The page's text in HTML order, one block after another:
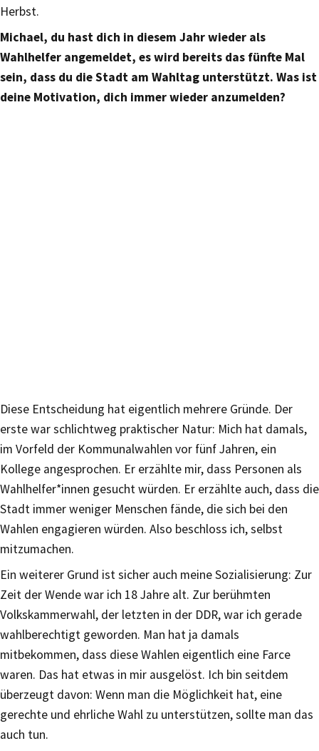
Herbst.
Michael, du hast dich in diesem Jahr wieder als
Wahlhelfer angemeldet, es wird bereits das fünfte Mal
sein, dass du die Stadt am Wahltag unterstützt. Was ist
deine Motivation, dich immer wieder anzumelden?
Diese Entscheidung hat eigentlich mehrere Gründe. Der
erste war schlichtweg praktischer Natur: Mich hat damals,
im Vorfeld der Kommunalwahlen vor fünf Jahren, ein
Kollege angesprochen. Er erzählte mir, dass Personen als
Wahlhelfer*innen gesucht würden. Er erzählte auch, dass die
Stadt immer weniger Menschen fände, die sich bei den
Wahlen engagieren würden. Also beschloss ich, selbst
mitzumachen.
Ein weiterer Grund ist sicher auch meine Sozialisierung: Zur
Zeit der Wende war ich 18 Jahre alt. Zur berühmten
Volkskammerwahl, der letzten in der DDR, war ich gerade
wahlberechtigt geworden. Man hat ja damals
mitbekommen, dass diese Wahlen eigentlich eine Farce
waren. Das hat etwas in mir ausgelöst. Ich bin seitdem
überzeugt davon: Wenn man die Möglichkeit hat, eine
gerechte und ehrliche Wahl zu unterstützen, sollte man das
auch tun.